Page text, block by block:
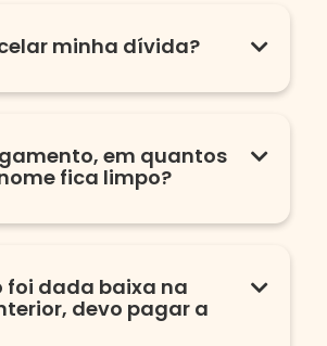
minha dívida?
em quantos
fica limpo?
foi dada baixa na
devo pagar a